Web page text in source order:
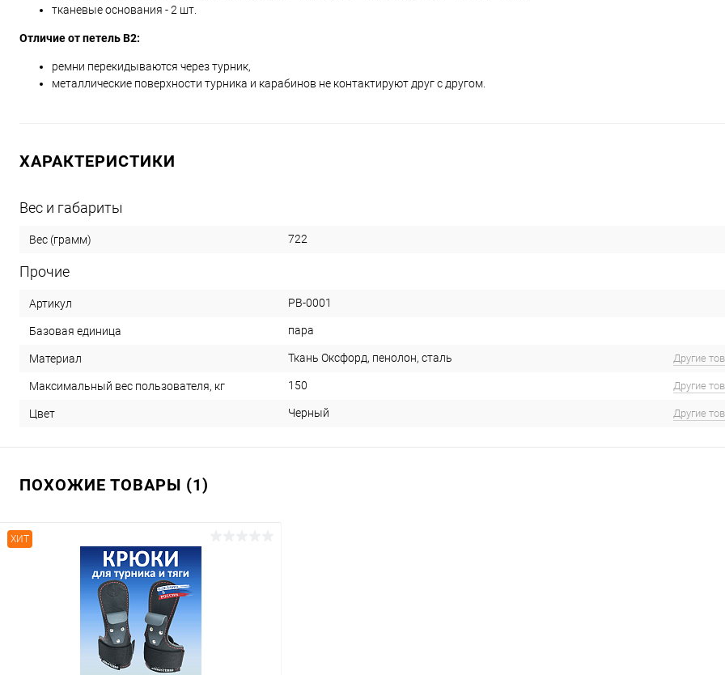
тканевые основания - 2 шт.
Отличие от петель B2:
ремни перекидываются через турник,
металлические поверхности турника и карабинов не контактируют друг с другом.
ХАРАКТЕРИСТИКИ
Вес и габариты
Вес (грамм) 722
Прочие
Артикул PB-0001
Базовая единица пара
Материал Ткань Оксфорд, пенолон, сталь Другие
Максимальный вес пользователя, кг 150 Другие
Цвет Черный Другие
ПОХОЖИЕ ТОВАРЫ (1)
ХИТ